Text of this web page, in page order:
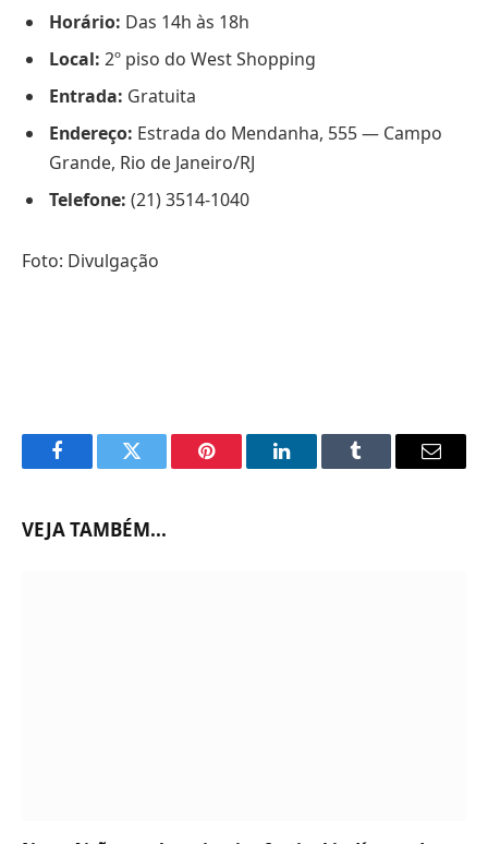
Horário: Das 14h às 18h
Local: 2º piso do West Shopping
Entrada: Gratuita
Endereço: Estrada do Mendanha, 555 — Campo
Grande, Rio de Janeiro/RJ
Telefone: (21) 3514-1040
Foto: Divulgação
FacebookTwitter Pinterest LinkedInTumblr Email
VEJA TAMBÉM...